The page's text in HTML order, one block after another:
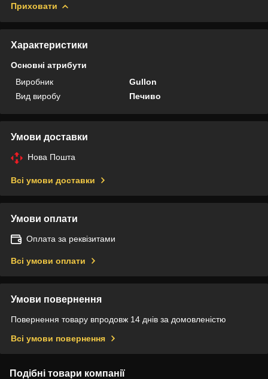
Приховати
Характеристики
Основні атрибути
Виробник
Gullon
Вид виробу
Печиво
Умови доставки
Нова Пошта
Всі умови доставки
Умови оплати
Оплата за реквізитами
Всі умови оплати
Умови повернення
Повернення товару впродовж 14 днів за домовленістю
Всі умови повернення
Подібні товари компанії